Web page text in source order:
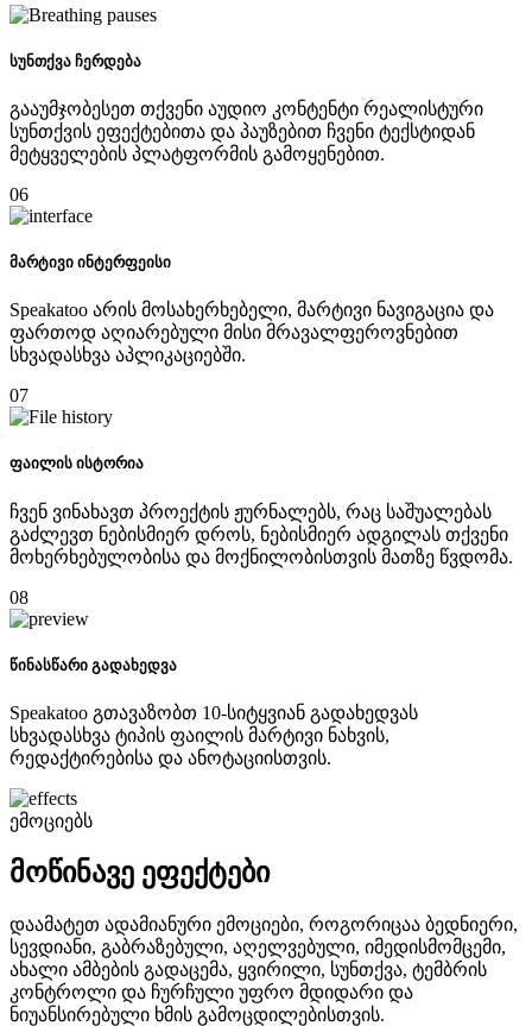
სუნთქვა ჩერდება
გააუმჯობესეთ თქვენი აუდიო კონტენტი რეალისტური
სუნთქვის ეფექტებითა და პაუზებით ჩვენი ტექსტიდან
მეტყველების პლატფორმის გამოყენებით.
06
მარტივი ინტერფეისი
Speakatoo არის მოსახერხებელი, მარტივი ნავიგაცია და
ფართოდ აღიარებული მისი მრავალფეროვნებით
სხვადასხვა აპლიკაციებში.
07
ფაილის ისტორია
ჩვენ ვინახავთ პროექტის ჟურნალებს, რაც საშუალებას
გაძლევთ ნებისმიერ დროს, ნებისმიერ ადგილას თქვენი
მოხერხებულობისა და მოქნილობისთვის მათზე წვდომა.
08
წინასწარი გადახედვა
Speakatoo გთავაზობთ 10-სიტყვიან გადახედვას
სხვადასხვა ტიპის ფაილის მარტივი ნახვის,
რედაქტირებისა და ანოტაციისთვის.
ემოციებს
მოწინავე ეფექტები
დაამატეთ ადამიანური ემოციები, როგორიცაა ბედნიერი,
სევდიანი, გაბრაზებული, აღელვებული, იმედისმომცემი,
ახალი ამბების გადაცემა, ყვირილი, სუნთქვა, ტემბრის
კონტროლი და ჩურჩული უფრო მდიდარი და
ნიუანსირებული ხმის გამოცდილებისთვის.